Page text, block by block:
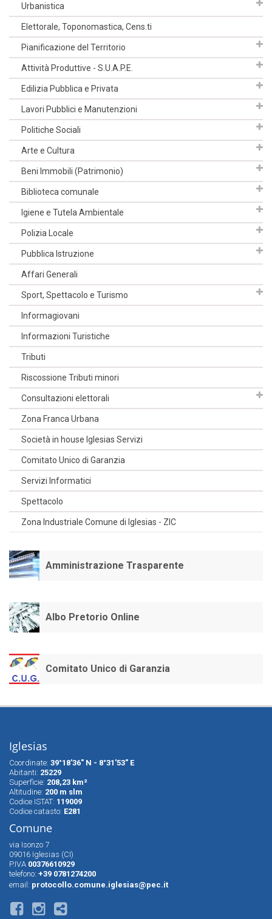
Urbanistica
Elettorale, Toponomastica, Cens.ti
Pianificazione del Territorio
Attività Produttive - S.U.A.P.E.
Edilizia Pubblica e Privata
Lavori Pubblici e Manutenzioni
Politiche Sociali
Arte e Cultura
Beni Immobili (Patrimonio)
Biblioteca comunale
Igiene e Tutela Ambientale
Polizia Locale
Pubblica Istruzione
Affari Generali
Sport, Spettacolo e Turismo
Informagiovani
Informazioni Turistiche
Tributi
Riscossione Tributi minori
Consultazioni elettorali
Zona Franca Urbana
Società in house Iglesias Servizi
Comitato Unico di Garanzia
Servizi Informatici
Spettacolo
Zona Industriale Comune di Iglesias - ZIC
Amministrazione Trasparente
Albo Pretorio Online
Comitato Unico di Garanzia
Iglesias
Coordinate: 39°18'36" N - 8°31'53" E
Abitanti: 25229
Superfìcie: 208,23 km²
Altitudine: 200 m slm
Codice ISTAT: 119009
Codice catasto: E281
Comune
via Isonzo 7
09016 Iglesias (CI)
P.IVA 00376610929
telefono: +39 0781274200
email: protocollo.comune.iglesias@pec.it